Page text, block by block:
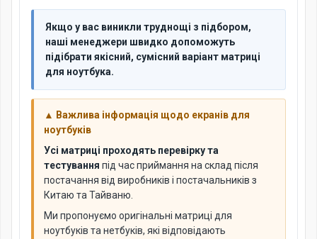
Якщо у вас виникли труднощі з підбором,
наші менеджери швидко допоможуть
підібрати якісний, сумісний варіант матриці
для ноутбука.
▲ Важлива інформація щодо екранів для
ноутбуків
Усі матриці проходять перевірку та
тестування під час приймання на склад після
постачання від виробників і постачальників з
Китаю та Тайваню.
Ми пропонуємо оригінальні матриці для
ноутбуків та нетбуків, які відповідають